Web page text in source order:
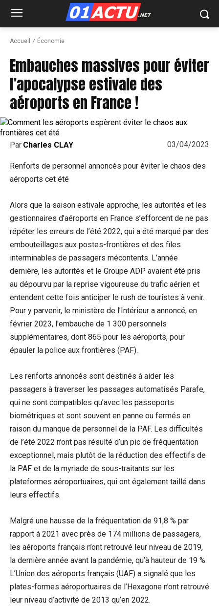
Accueil Économie
Embauches massives pour éviter
l’apocalypse estivale des
aéroports en France !
03/04/2023
Par Charles CLAY
Renforts de personnel annoncés pour éviter le chaos des
aéroports cet été
Alors que la saison estivale approche, les autorités et les
gestionnaires d’aéroports en France s’efforcent de ne pas
répéter les erreurs de l’été 2022, qui a été marqué par des
embouteillages aux postes-frontières et des files
interminables de passagers mécontents. L’année
dernière, les autorités et le Groupe ADP avaient été pris
au dépourvu par la reprise vigoureuse du trafic aérien et
entendent cette fois anticiper le rush de touristes à venir.
Pour y parvenir, le ministère de l’Intérieur a annoncé, en
février 2023, l'embauche de 1 300 personnels
supplémentaires, dont 865 pour les aéroports, pour
épauler la police aux frontières (PAF).
Les renforts annoncés sont destinés à aider les
passagers à traverser les passages automatisés Parafe,
qui ne sont compatibles qu’avec les passeports
biométriques et sont souvent en panne ou fermés en
raison du manque de personnel de la PAF. Les difficultés
de l’été 2022 n’ont pas résulté d’un pic de fréquentation
exceptionnel, mais plutôt de la réduction des effectifs de
la PAF et de la myriade de sous-traitants sur les
plateformes aéroportuaires, qui ont également taillé dans
leurs effectifs.
Malgré une hausse de la fréquentation de 91,8 % par
rapport à 2021 avec près de 174 millions de passagers,
les aéroports français n’ont retrouvé leur niveau de 2019,
la dernière année avant la pandémie, qu’à hauteur de 19 %.
L’Union des aéroports français (UAF) a signalé que les
plates-formes aéroportuaires de l’Hexagone n’ont retrouvé
leur niveau d’activité de 2013 qu’en 2022.